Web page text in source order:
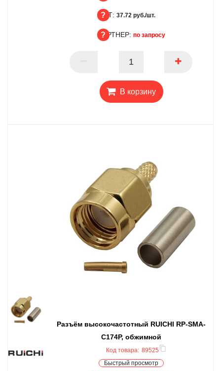
ОПТ: 37.72 руб./шт.
ПАРТНЕР: по запросу
В корзину
Разъём высокочастотный RUICHI RP-SMA-
C174P, обжимной
Код товара: 89525
Быстрый просмотр